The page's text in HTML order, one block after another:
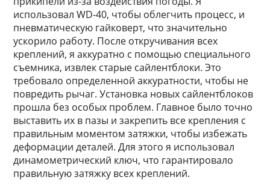
использовал WD-40, чтобы облегчить процесс, и
пневматическую гайковерт, что значительно
ускорило работу. После откручивания всех
креплений, я аккуратно с помощью специального
съемника, извлек старые сайлентблоки. Это
требовало определенной аккуратности, чтобы не
повредить рычаг. Установка новых сайлентблоков
прошла без особых проблем. Главное было точно
выставить их в пазы и закрепить все крепления с
правильным моментом затяжки, чтобы избежать
деформации деталей. Для этого я использовал
динамометрический ключ, что гарантировало
правильную затяжку всех креплений.